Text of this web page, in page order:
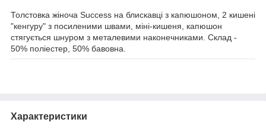
Толстовка жіноча Success на блискавці з капюшоном, 2 кишені
"кенгуру" з посиленими швами, міні-кишеня, капюшон
стягується шнуром з металевими наконечниками. Склад -
50% поліестер, 50% бавовна.
Характеристики